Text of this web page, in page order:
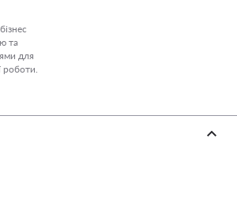
та
для
роботи.